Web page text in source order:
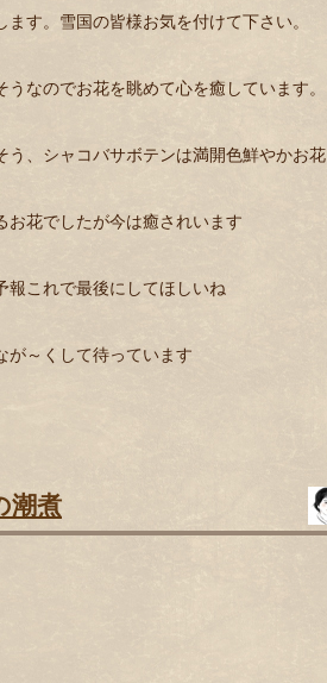
す。雪国の皆様お気を付けて下さい。
なのでお花を眺めて心を癒しています。
う、シャコバサボテンは満開色鮮やかお花
お花でしたが今は癒されいます
報これで最後にしてほしいね
が～くして待っています
潮煮